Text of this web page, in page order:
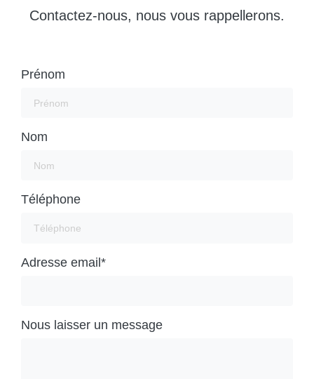
Contactez-nous, nous vous rappellerons.
Prénom
Nom
Téléphone
Adresse email*
Nous laisser un message